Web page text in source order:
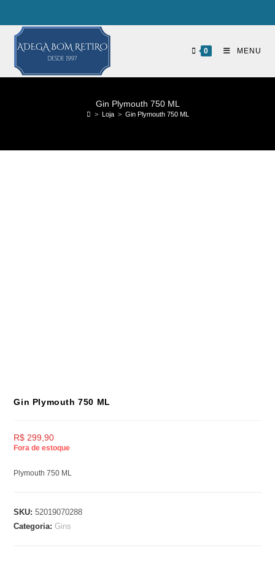
0 MENU
Gin Plymouth 750 ML
> Loja > Gin Plymouth 750 ML
Gin Plymouth 750 ML
R$ 299,90
Fora de estoque
Plymouth 750 ML
SKU:52019070288
Categoria:Gins